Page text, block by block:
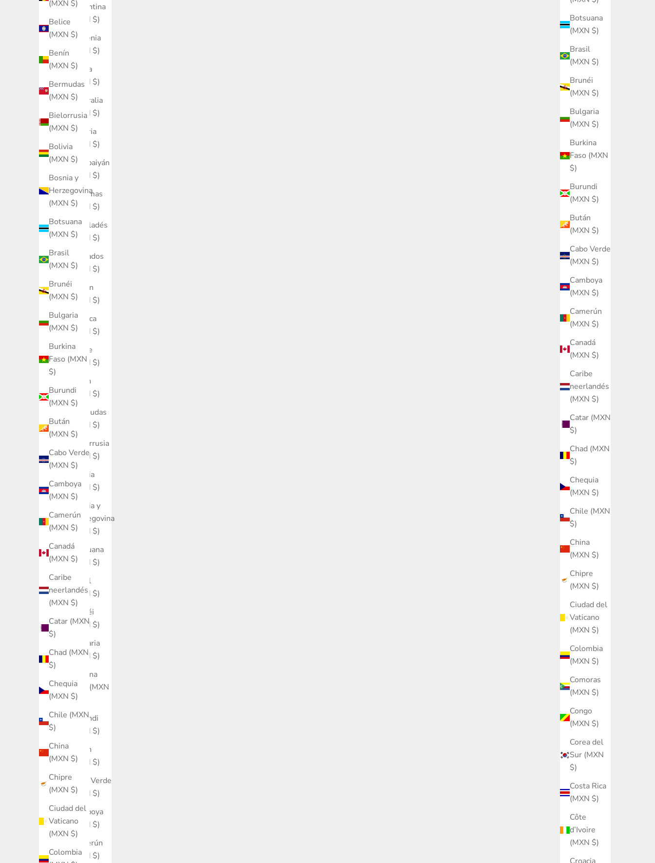
Botsuana
(MXN $)
Brasil
(MXN $)
Brunéi
(MXN $)
Bulgaria
(MXN $)
Burkina
Faso (MXN
$)
Burundi
(MXN $)
Bután
(MXN $)
Cabo Verde
(MXN $)
Camboya
(MXN $)
Camerún
(MXN $)
Canadá
(MXN $)
Caribe
neerlandés
(MXN $)
Catar (MXN
$)
Chad (MXN
$)
Chequia
(MXN $)
Chile (MXN
$)
China
(MXN $)
Chipre
(MXN $)
Ciudad del
Vaticano
(MXN $)
Colombia
(MXN $)
Comoras
(MXN $)
Congo
(MXN $)
Corea del
Sur (MXN
$)
Costa Rica
(MXN $)
Côte
d’Ivoire
(MXN $)
(MXN $)
Belice
(MXN $)
Benín
(MXN $)
Bermudas
(MXN $)
Bielorrusia
(MXN $)
Bolivia
(MXN $)
Bosnia y
Herzegovina
(MXN $)
Botsuana
(MXN $)
Brasil
(MXN $)
Brunéi
(MXN $)
Bulgaria
(MXN $)
Burkina
Faso (MXN
$)
Burundi
(MXN $)
Bután
(MXN $)
Cabo Verde
(MXN $)
Camboya
(MXN $)
Camerún
(MXN $)
Canadá
(MXN $)
Caribe
neerlandés
(MXN $)
Catar (MXN
$)
Chad (MXN
$)
Chequia
(MXN $)
Chile (MXN
$)
China
(MXN $)
Chipre
(MXN $)
Ciudad del
Vaticano
(MXN $)
Colombia
Argentina
(MXN $)
Armenia
(MXN $)
Aruba
(MXN $)
Australia
(MXN $)
Austria
(MXN $)
Azerbaiyán
(MXN $)
Bahamas
(MXN $)
Bangladés
(MXN $)
Barbados
(MXN $)
Baréin
(MXN $)
Bélgica
(MXN $)
Belice
(MXN $)
Benín
(MXN $)
Bermudas
(MXN $)
Bielorrusia
(MXN $)
Bolivia
(MXN $)
Bosnia y
Herzegovina
(MXN $)
Botsuana
(MXN $)
Brasil
(MXN $)
Brunéi
(MXN $)
Bulgaria
(MXN $)
Burkina
Faso (MXN
$)
Burundi
(MXN $)
Bután
(MXN $)
Cabo Verde
(MXN $)
Camboya
(MXN $)
Camerún
(MXN $)